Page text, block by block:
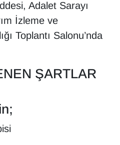
Adalet Sarayı
İzleme ve
Toplantı Salonu’nda
ŞARTLAR